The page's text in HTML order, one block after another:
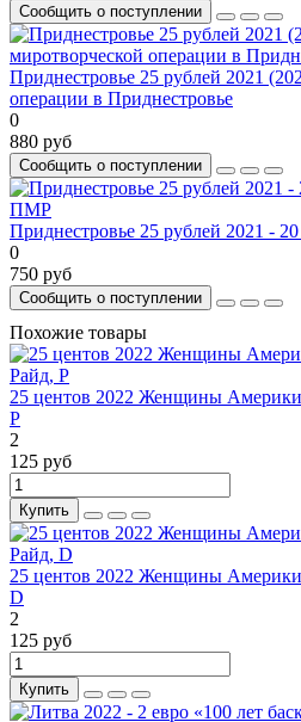
Сообщить о поступлении
Приднестровье 25 рублей 2021
операции в Приднестровье
0
880 руб
Сообщить о поступлении
Приднестровье 25 рублей 2021 -
0
750 руб
Сообщить о поступлении
Похожие товары
25 центов 2022 Женщины
P
2
125 руб
Купить
25 центов 2022 Женщины
D
2
125 руб
Купить